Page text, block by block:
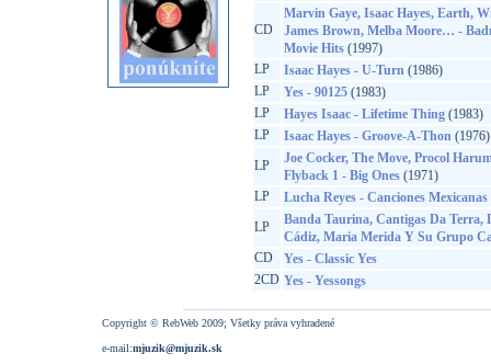
CD
Marvin Gaye, Isaac Hayes, Earth,
James Brown, Melba Moore… -
Movie Hits(1997)
LP
Isaac Hayes - U-Turn(1986)
LP
Yes - 90125(1983)
LP
Hayes Isaac - Lifetime Thing(1983)
LP
Isaac Hayes - Groove-A-Thon(1976)
LP
Joe Cocker, The Move, Procol
Flyback 1 - Big Ones(1971)
LP
Lucha Reyes - Canciones Mexicanas
LP
Banda Taurina, Cantigas Da Terra,
Cádiz, Maria Merida Y Su Grupo
CD
Yes - Classic Yes
2CD Yes - Yessongs
Copyright © RebWeb 2009; Všetky práva vyhradené
e-mail:mjuzik@mjuzik.sk